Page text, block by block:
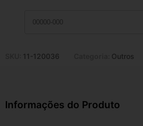
11-120036 Outros
Informações do Produto